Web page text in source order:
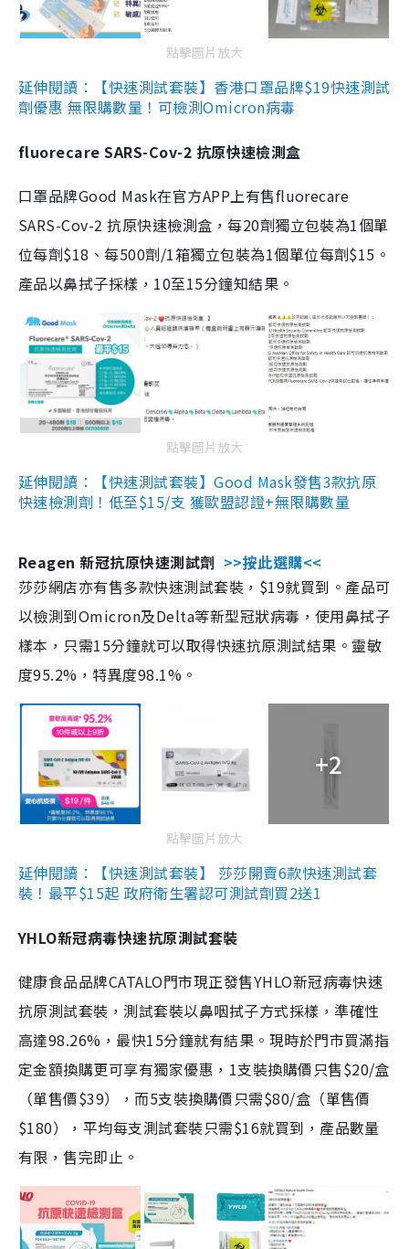
點擊圖片放大
延伸閱讀：【快速測試套裝】香港口罩品牌$19快速測試
劑優惠 無限購數量！可檢測Omicron病毒
fluorecare SARS-Cov-2 抗原快速檢測盒
口罩品牌Good Mask在官方APP上有售fluorecare
SARS-Cov-2 抗原快速檢測盒，每20劑獨立包裝為1個單
位每劑$18、每500劑/1箱獨立包裝為1個單位每劑$15。
產品以鼻拭子採樣，10至15分鐘知結果。
點擊圖片放大
延伸閱讀：【快速測試套裝】Good Mask發售3款抗原
快速檢測劑！低至$15/支 獲歐盟認證+無限購數量
Reagen 新冠抗原快速測試劑 >>按此選購<<
莎莎網店亦有售多款快速測試套裝，$19就買到。產品可
以檢測到Omicron及Delta等新型冠狀病毒，使用鼻拭子
樣本，只需15分鐘就可以取得快速抗原測試結果。靈敏
度95.2%，特異度98.1%。
+2
點擊圖片放大
延伸閱讀：【快速測試套裝】 莎莎開賣6款快速測試套
裝！最平$15起 政府衛生署認可測試劑買2送1
YHLO新冠病毒快速抗原測試套裝
健康食品品牌CATALO門市現正發售YHLO新冠病毒快速
抗原測試套裝，測試套裝以鼻咽拭子方式採樣，準確性
高達98.26%，最快15分鐘就有結果。現時於門市買滿指
定金額換購更可享有獨家優惠，1支裝換購價只售$20/盒
（單售價$39），而5支裝換購價只需$80/盒（單售價
$180），平均每支測試套裝只需$16就買到，產品數量
有限，售完即止。